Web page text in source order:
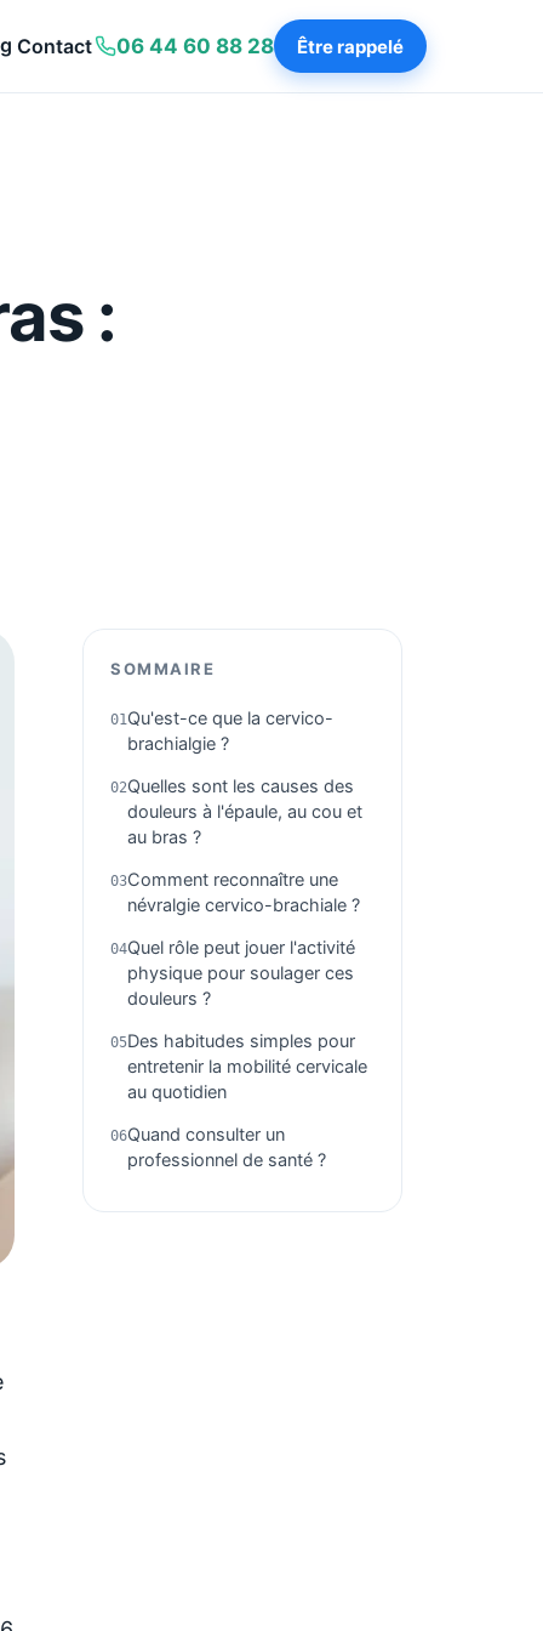
Contact 06 44 60 88 28 Être rappelé
:
SOMMAIRE
Qu'est-ce que la cervico-
brachialgie ?
Quelles sont les causes des
douleurs à l'épaule, au cou et
au bras ?
Comment reconnaître une
névralgie cervico-brachiale ?
Quel rôle peut jouer l'activité
physique pour soulager ces
douleurs ?
Des habitudes simples pour
entretenir la mobilité cervicale
au quotidien
Quand consulter un
professionnel de santé ?